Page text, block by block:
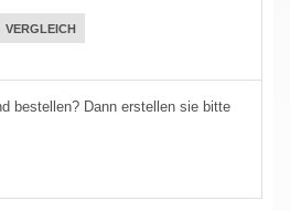
VERGLEICH
bestellen? Dann erstellen sie bitte